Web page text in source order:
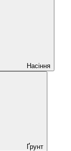
Насіння
Ґрунт